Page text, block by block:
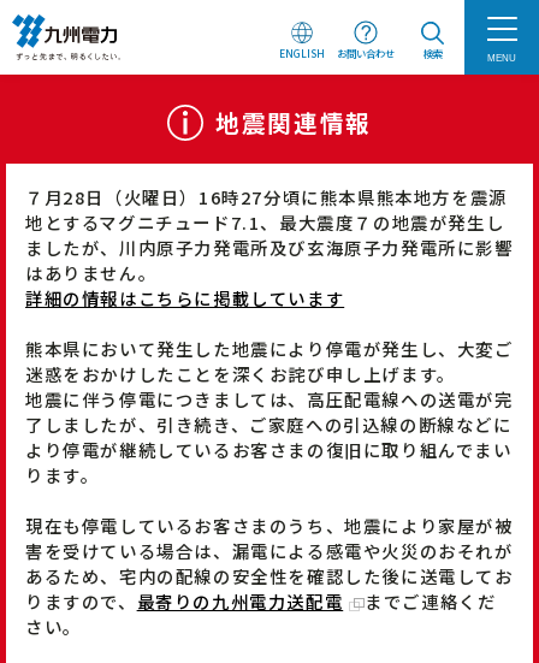
地震関連情報
７月28日（火曜日）16時27分頃に熊本県熊本地方を震源
地とするマグニチュード7.1、最大震度７の地震が発生し
ましたが、川内原子力発電所及び玄海原子力発電所に影響
はありません。
詳細の情報はこちらに掲載しています
熊本県において発生した地震により停電が発生し、大変ご
迷惑をおかけしたことを深くお詫び申し上げます。
地震に伴う停電につきましては、高圧配電線への送電が完
了しましたが、引き続き、ご家庭への引込線の断線などに
より停電が継続しているお客さまの復旧に取り組んでまい
ります。
現在も停電しているお客さまのうち、地震により家屋が被
害を受けている場合は、漏電による感電や火災のおそれが
あるため、宅内の配線の安全性を確認した後に送電してお
りますので、 最寄りの九州電力送配電
までご連絡くだ
さい。
ENGLISH お問い合わせ 検索 MENU